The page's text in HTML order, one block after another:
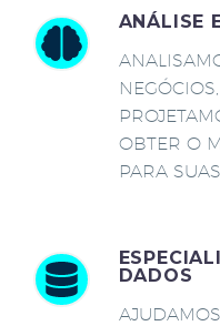
ANÁLISE
OBTER O
PARA
DADOS